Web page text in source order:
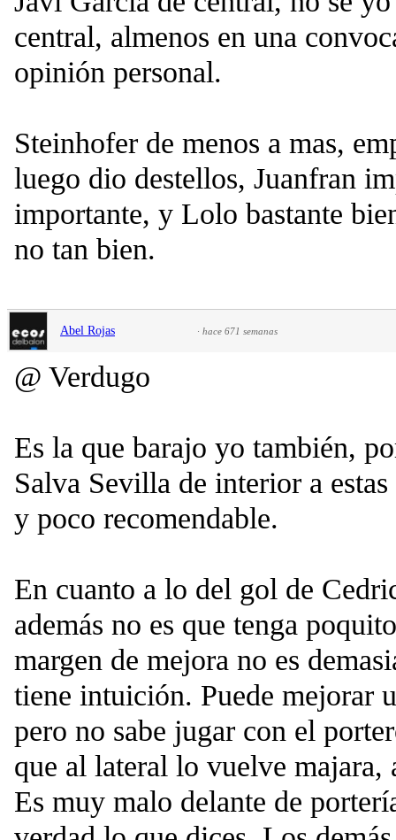
central, almenos en una
opinión personal.
Steinhofer de menos a mas,
luego dio destellos, Juanfran
importante, y Lolo bastante
no tan bien.
Abel Rojas · hace 671 semanas
@ Verdugo
Es la que barajo yo también,
Salva Sevilla de interior a
y poco recomendable.
En cuanto a lo del gol de
además no es que tenga
margen de mejora no es
tiene intuición. Puede mejorar
pero no sabe jugar con el
que al lateral lo vuelve
Es muy malo delante de